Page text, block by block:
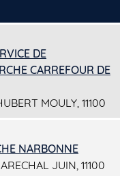
DE
CARREFOUR DE
MOULY, 11100
NARBONNE
JUIN, 11100